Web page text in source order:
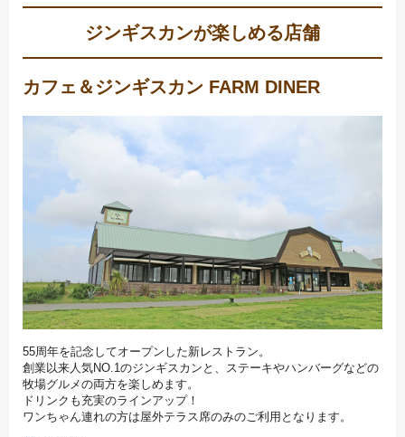
ジンギスカンが楽しめる店舗
カフェ＆ジンギスカン FARM DINER
55周年を記念してオープンした新レストラン。
創業以来人気NO.1のジンギスカンと、ステーキやハンバーグなどの
牧場グルメの両方を楽しめます。
ドリンクも充実のラインアップ！
ワンちゃん連れの方は屋外テラス席のみのご利用となります。